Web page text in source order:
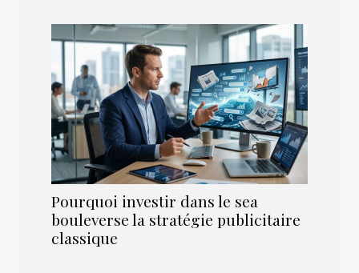
Pourquoi investir dans le sea
bouleverse la stratégie publicitaire
classique